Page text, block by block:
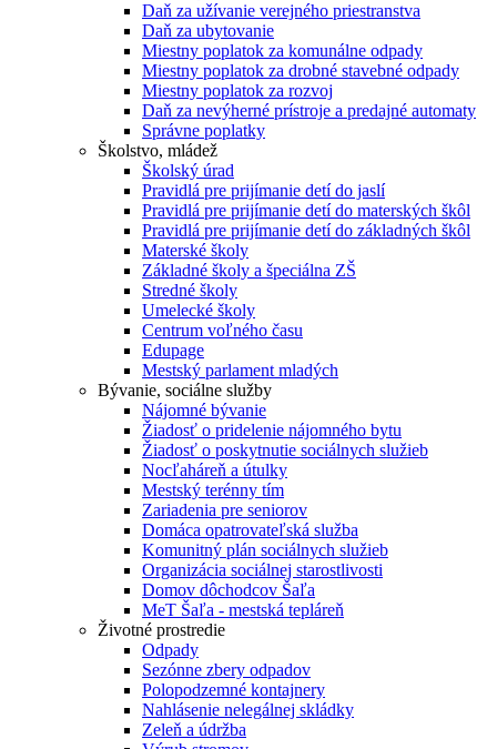
Daň za užívanie verejného priestranstva
Daň za ubytovanie
Miestny poplatok za komunálne odpady
Miestny poplatok za drobné stavebné odpady
Miestny poplatok za rozvoj
Daň za nevýherné prístroje a predajné automaty
Správne poplatky
Školstvo, mládež
Školský úrad
Pravidlá pre prijímanie detí do jaslí
Pravidlá pre prijímanie detí do materských škôl
Pravidlá pre prijímanie detí do základných škôl
Materské školy
Základné školy a špeciálna ZŠ
Stredné školy
Umelecké školy
Centrum voľného času
Edupage
Mestský parlament mladých
Bývanie, sociálne služby
Nájomné bývanie
Žiadosť o pridelenie nájomného bytu
Žiadosť o poskytnutie sociálnych služieb
Nocľaháreň a útulky
Mestský terénny tím
Zariadenia pre seniorov
Domáca opatrovateľská služba
Komunitný plán sociálnych služieb
Organizácia sociálnej starostlivosti
Domov dôchodcov Šaľa
MeT Šaľa - mestská tepláreň
Životné prostredie
Odpady
Sezónne zbery odpadov
Polopodzemné kontajnery
Nahlásenie nelegálnej skládky
Zeleň a údržba